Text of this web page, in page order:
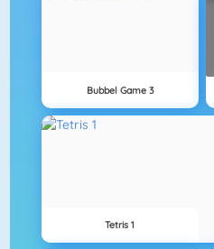
Bubbel Game 3
Tetris 1